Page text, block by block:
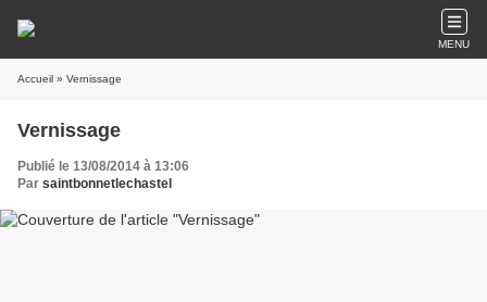
MENU
Accueil » Vernissage
Vernissage
Publié le 13/08/2014 à 13:06
Par saintbonnetlechastel